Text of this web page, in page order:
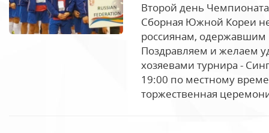
Второй день
Сборная Южной Кореи
россиянам,
Поздравляем и желаем
хозяевами турнира -
19:00 по местному
торжественная